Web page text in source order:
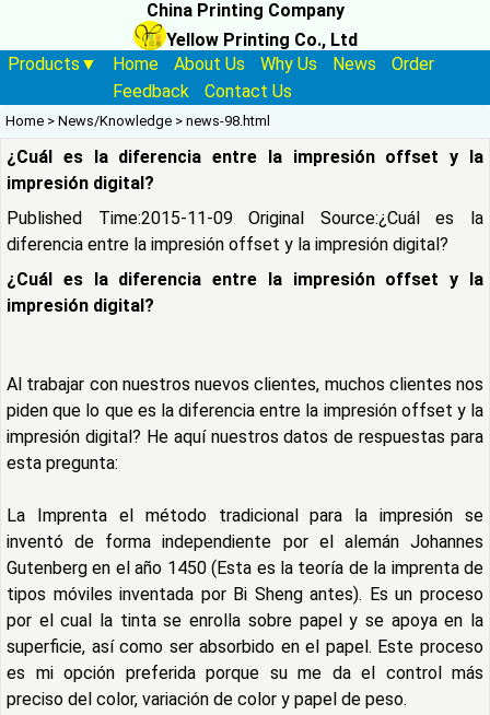
China Printing Company
Yellow Printing Co., Ltd
Products▼
Home About Us Why Us News
Order
Feedback
Contact Us
Home > News/Knowledge > news-98.html
¿Cuál es la diferencia entre la impresión offset y la
impresión digital?
Published Time:2015-11-09 Original Source:¿Cuál es la
diferencia entre la impresión offset y la impresión digital?
¿Cuál es la diferencia entre la impresión offset y la
impresión digital?
Al trabajar con nuestros nuevos clientes, muchos clientes nos
piden que lo que es la diferencia entre la impresión offset y la
impresión digital? He aquí nuestros datos de respuestas para
esta pregunta:
La Imprenta el método tradicional para la impresión se
inventó de forma independiente por el alemán Johannes
Gutenberg en el año 1450 (Esta es la teoría de la imprenta de
tipos móviles inventada por Bi Sheng antes). Es un proceso
por el cual la tinta se enrolla sobre papel y se apoya en la
superficie, así como ser absorbido en el papel. Este proceso
es mi opción preferida porque su me da el control más
preciso del color, variación de color y papel de peso.